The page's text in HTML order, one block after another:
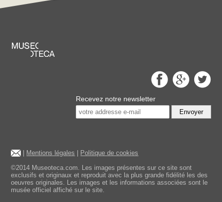
Recevez notre newsletter
Envoyer
| Mentions légales | Politique de cookies
©2014 Museoteca.com. Les images présentes sur ce site sont
exclusifs et originaux et reproduit avec la plus grande fidélité les des
oeuvres originales. Les images et les informations associées sont le
musée officiel affiché sur le site.